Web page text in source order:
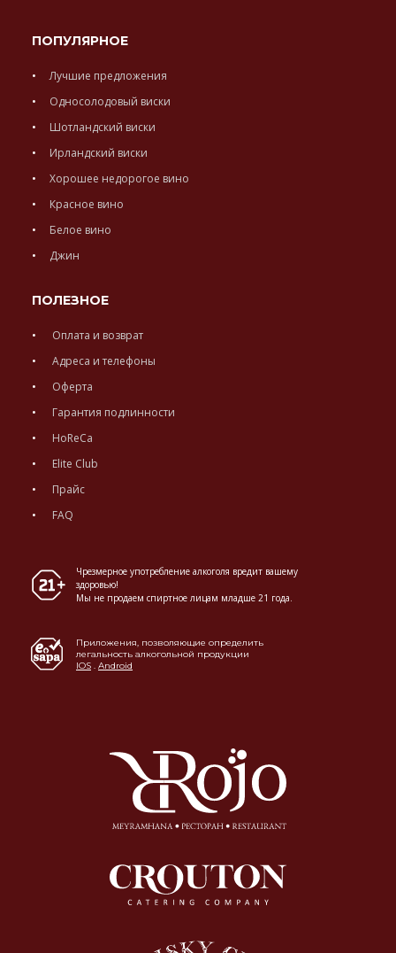
ПОПУЛЯРНОЕ
Лучшие предложения
Односолодовый виски
Шотландский виски
Ирландский виски
Хорошее недорогое вино
Красное вино
Белое вино
Джин
ПОЛЕЗНОЕ
Оплата и возврат
Адреса и телефоны
Оферта
Гарантия подлинности
HoReCa
Elite Club
Прайс
FAQ
Чрезмерное употребление алкоголя вредит вашему
здоровью!
Мы не продаем спиртное лицам младше 21 года.
Приложения, позволяющие определить
легальность алкогольной продукции
IOS . Android